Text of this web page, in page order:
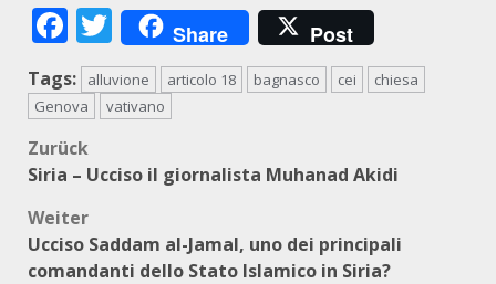
Facebook
Twitter
Share Post
Tags: alluvione articolo 18 bagnasco cei
chiesa
Genova
vativano
Beitragsnavigation
Zurück
Siria – Ucciso il giornalista Muhanad Akidi
Weiter
Ucciso Saddam al-Jamal, uno dei principali
comandanti dello Stato Islamico in Siria?